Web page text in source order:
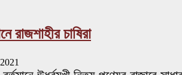
চাষিরা